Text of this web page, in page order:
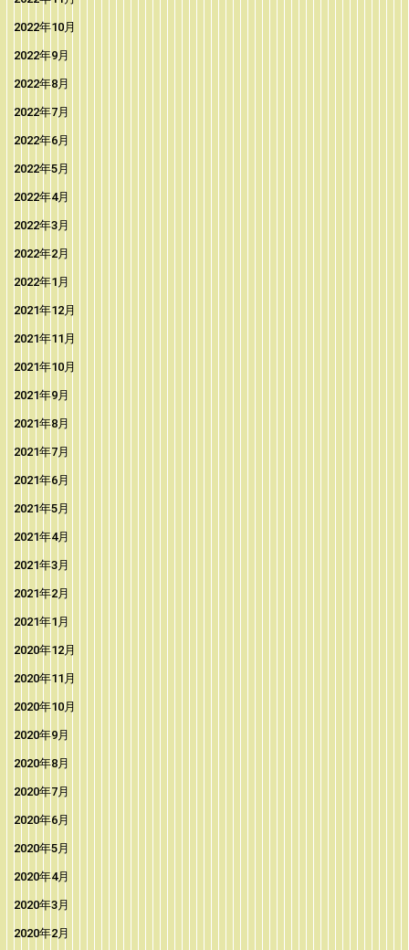
2022年10月
2022年9月
2022年8月
2022年7月
2022年6月
2022年5月
2022年4月
2022年3月
2022年2月
2022年1月
2021年12月
2021年11月
2021年10月
2021年9月
2021年8月
2021年7月
2021年6月
2021年5月
2021年4月
2021年3月
2021年2月
2021年1月
2020年12月
2020年11月
2020年10月
2020年9月
2020年8月
2020年7月
2020年6月
2020年5月
2020年4月
2020年3月
2020年2月